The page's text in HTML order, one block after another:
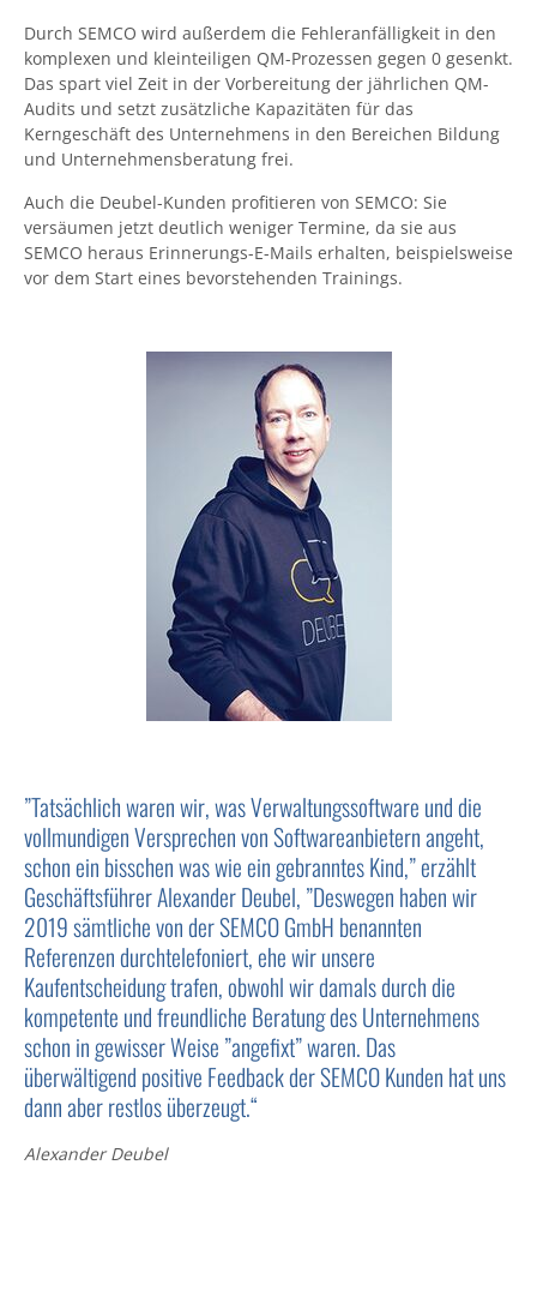
Durch SEMCO wird außerdem die Fehleranfälligkeit in den
komplexen und kleinteiligen QM-Prozessen gegen 0 gesenkt.
Das spart viel Zeit in der Vorbereitung der jährlichen QM-
Audits und setzt zusätzliche Kapazitäten für das
Kerngeschäft des Unternehmens in den Bereichen Bildung
und Unternehmensberatung frei.
Auch die Deubel-Kunden profitieren von SEMCO: Sie
versäumen jetzt deutlich weniger Termine, da sie aus
SEMCO heraus Erinnerungs-E-Mails erhalten, beispielsweise
vor dem Start eines bevorstehenden Trainings.
”Tatsächlich waren wir, was Verwaltungssoftware und die
vollmundigen Versprechen von Softwareanbietern angeht,
schon ein bisschen was wie ein gebranntes Kind,” erzählt
Geschäftsführer Alexander Deubel, ”Deswegen haben wir
2019 sämtliche von der SEMCO GmbH benannten
Referenzen durchtelefoniert, ehe wir unsere
Kaufentscheidung trafen, obwohl wir damals durch die
kompetente und freundliche Beratung des Unternehmens
schon in gewisser Weise ”angefixt” waren. Das
überwältigend positive Feedback der SEMCO Kunden hat uns
dann aber restlos überzeugt.“
Alexander Deubel